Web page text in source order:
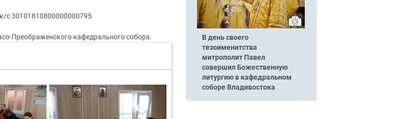
с 30101810800000000795
Преображенского кафедрального собора.
В день своего
тезоименитства
митрополит Павел
совершил Божественную
литургию в кафедральном
соборе Владивостока